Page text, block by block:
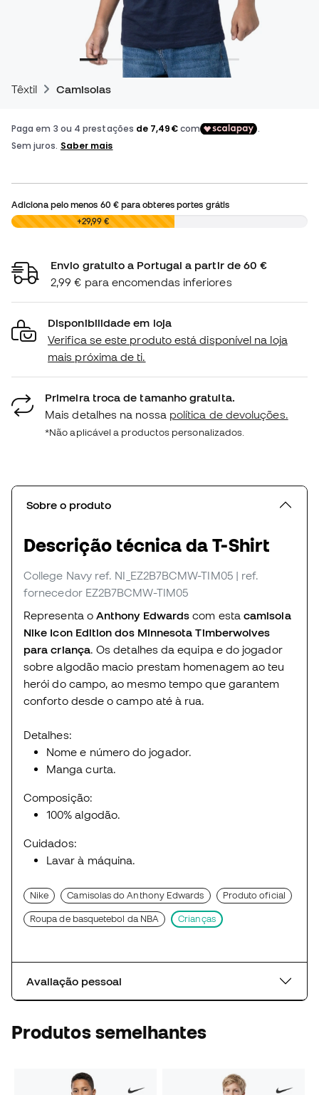
Têxtil Camisolas
Adiciona pelo menos 60 €para obteres portes grátis
0,00 € +29,99 €
Envio gratuito a Portugal a partir de 60 €
2,99 € para encomendas inferiores
Disponibilidade em loja
Verifica se este produto está disponível na loja
mais próxima de ti.
Primeira troca de tamanho gratuita.
Mais detalhes na nossa política de devoluções.
*Não aplicável a productos personalizados.
Sobre o produto
Descrição técnica da T-Shirt
College Navy ref. NI_EZ2B7BCMW-TIM05 | ref.
fornecedor EZ2B7BCMW-TIM05
Representa oAnthony Edwards com esta camisola
Nike Icon Edition dos Minnesota Timberwolves
para criança. Os detalhes da equipa e do jogador
sobre algodão macio prestam homenagem ao teu
herói do campo, ao mesmo tempo que garantem
conforto desde o campo até à rua.
Detalhes:
Nome e número do jogador.
Manga curta.
Composição:
100% algodão.
Cuidados:
Lavar à máquina.
Nike Camisolas do Anthony Edwards Produto oficial
Roupa de basquetebol da NBA Crianças
Avaliação pessoal
Produtos semelhantes